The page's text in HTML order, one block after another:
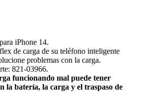
iPhone 14.
de carga de su teléfono inteligente
problemas con la carga.
821-03966.
funcionando mal puede tener
la batería, la carga y el traspaso de